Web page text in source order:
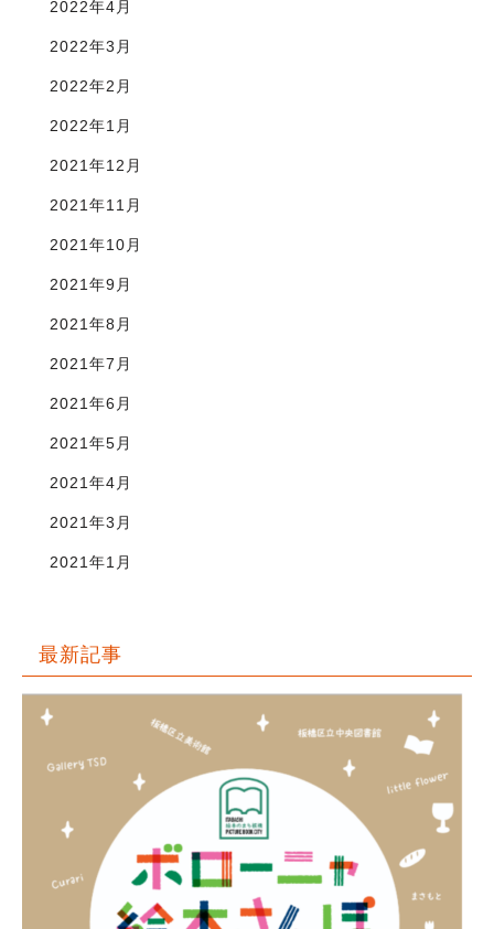
2022年4月
2022年3月
2022年2月
2022年1月
2021年12月
2021年11月
2021年10月
2021年9月
2021年8月
2021年7月
2021年6月
2021年5月
2021年4月
2021年3月
2021年1月
最新記事